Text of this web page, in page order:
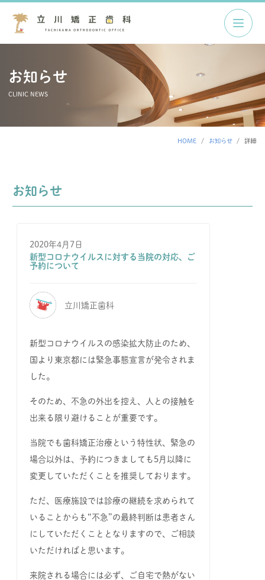
お知らせ
CLINIC NEWS
HOME お知らせ 詳細
お知らせ
2020年4月7日
新型コロナウイルスに対する当院の対応、ご
予約について
立川矯正歯科
新型コロナウイルスの感染拡大防止のため、
国より東京都には緊急事態宣言が発令されま
した。
そのため、不急の外出を控え、人との接触を
出来る限り避けることが重要です。
当院でも歯科矯正治療という特性状、緊急の
場合以外は、予約につきましても5月以降に
変更していただくことを推奨しております。
ただ、医療施設では診療の継続を求められて
いることからも“不急”の最終判断は患者さん
にしていただくこととなりますので、ご相談
いただければと思います。
来院される場合には必ず、ご自宅で熱がない